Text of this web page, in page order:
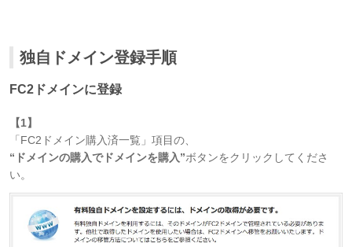
独自ドメイン登録手順
FC2ドメインに登録
【1】
「FC2ドメイン購入済一覧」項目の、
“ドメインの購入でドメインを購入”ボタンをクリックしてくださ
い。